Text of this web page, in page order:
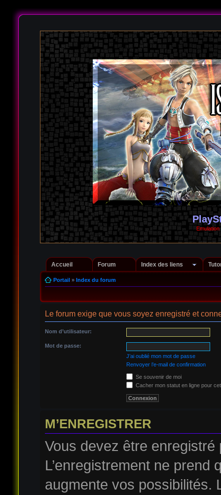
Accueil Forum Index des liens
Portail» Index du forum
Le forum exige que vous soyez enregistré et
Nom d’utilisateur:
Mot de passe:
J’ai oublié mon mot de passe
Renvoyer l’e-mail de confirmation
Se souvenir de moi
Cacher mon statut en ligne pour
M’ENREGISTRER
Vous devez être
L’enregistrement ne prend
augmente vos possibilités.